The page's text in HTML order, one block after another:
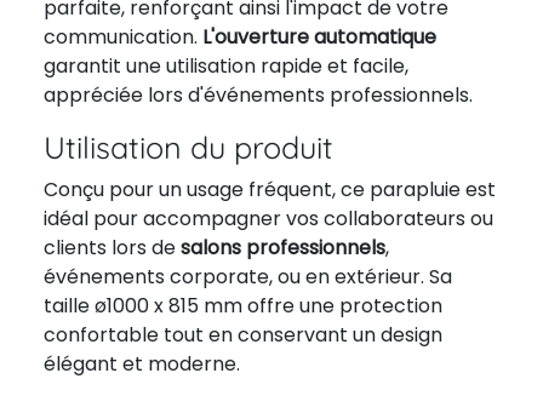
parfaite, renforçant ainsi l'impact de votre
communication. L'ouverture automatique
garantit une utilisation rapide et facile,
appréciée lors d'événements professionnels.
Utilisation du produit
Conçu pour un usage fréquent, ce parapluie est
idéal pour accompagner vos collaborateurs ou
clients lors desalons professionnels,
événements corporate, ou en extérieur. Sa
taille ø1000 x 815 mm offre une protection
confortable tout en conservant un design
élégant et moderne.